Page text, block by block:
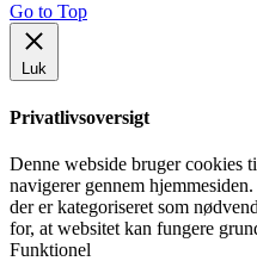
Go to Top
Luk
Privatlivsoversigt
Denne webside bruger cookies
navigerer gennem
der er kategoriseret som
for, at websitet kan fungere
Funktionel